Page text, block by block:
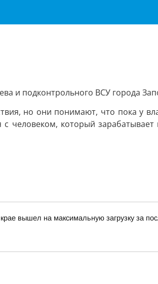
и подконтрольного ВСУ города
но они понимают, что пока у
человеком, который
вышел на максимальную загрузку за